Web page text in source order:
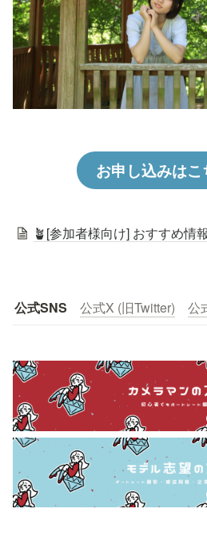
お申し込みはこ
公式SNS 公式X (旧Twitter) 公